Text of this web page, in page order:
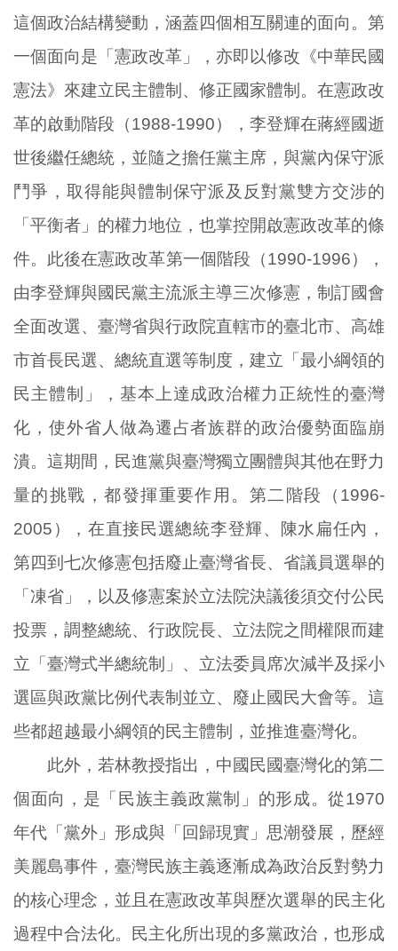
這個政治結構變動，涵蓋四個相互關連的面向。第
一個面向是「憲政改革」，亦即以修改《中華民國
憲法》來建立民主體制、修正國家體制。在憲政改
革的啟動階段（1988-1990），李登輝在蔣經國逝
世後繼任總統，並隨之擔任黨主席，與黨內保守派
鬥爭，取得能與體制保守派及反對黨雙方交涉的
「平衡者」的權力地位，也掌控開啟憲政改革的條
件。此後在憲政改革第一個階段（1990-1996），
由李登輝與國民黨主流派主導三次修憲，制訂國會
全面改選、臺灣省與行政院直轄市的臺北市、高雄
市首長民選、總統直選等制度，建立「最小綱領的
民主體制」，基本上達成政治權力正統性的臺灣
化，使外省人做為遷占者族群的政治優勢面臨崩
潰。這期間，民進黨與臺灣獨立團體與其他在野力
量的挑戰，都發揮重要作用。第二階段（1996-
2005），在直接民選總統李登輝、陳水扁任內，
第四到七次修憲包括廢止臺灣省長、省議員選舉的
「凍省」，以及修憲案於立法院決議後須交付公民
投票，調整總統、行政院長、立法院之間權限而建
立「臺灣式半總統制」、立法委員席次減半及採小
選區與政黨比例代表制並立、廢止國民大會等。這
些都超越最小綱領的民主體制，並推進臺灣化。
此外，若林教授指出，中國民國臺灣化的第二
個面向，是「民族主義政黨制」的形成。從1970
年代「黨外」形成與「回歸現實」思潮發展，歷經
美麗島事件，臺灣民族主義逐漸成為政治反對勢力
的核心理念，並且在憲政改革與歷次選舉的民主化
過程中合法化。民主化所出現的多黨政治，也形成